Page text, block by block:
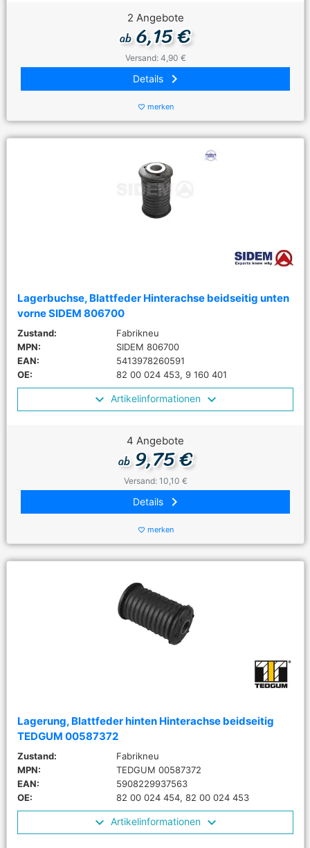
2 Angebote
ab6,15 €
Versand: 4,90 €
Details keyboard_arrow_right
favorite_border merken
Lagerbuchse, Blattfeder Hinterachse beidseitig unten
vorne SIDEM 806700
Zustand:
Fabrikneu
MPN:
SIDEM 806700
EAN:
5413978260591
OE:
82 00 024 453, 9 160 401
Artikelinformationen
4 Angebote
ab9,75 €
Versand: 10,10 €
Details keyboard_arrow_right
favorite_border merken
Lagerung, Blattfeder hinten Hinterachse beidseitig
TEDGUM 00587372
Zustand:
Fabrikneu
MPN:
TEDGUM 00587372
EAN:
5908229937563
OE:
82 00 024 454, 82 00 024 453
Artikelinformationen